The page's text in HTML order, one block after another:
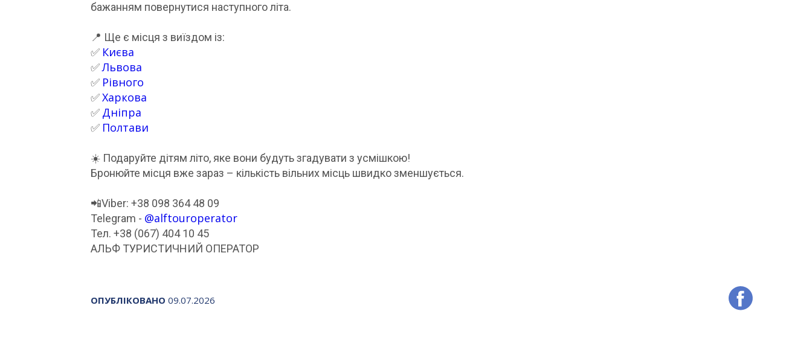
бажанням повернутися наступного літа.
📍 Ще є місця з виїздом із:
✅ Києва
✅Львова
✅ Рівного
✅Харкова
✅ Дніпра
✅ Полтави
☀️ Подаруйте дітям літо, яке вони будуть згадувати з усмішкою!
Бронюйте місця вже зараз – кількість вільних місць швидко зменшується.
📲Viber: +38 098 364 48 09
Telegram - @alftouroperator
Тел. +38 (067) 404 10 45
АЛЬФ ТУРИСТИЧНИЙ ОПЕРАТОР
ОПУБЛІКОВАНО 09.07.2026